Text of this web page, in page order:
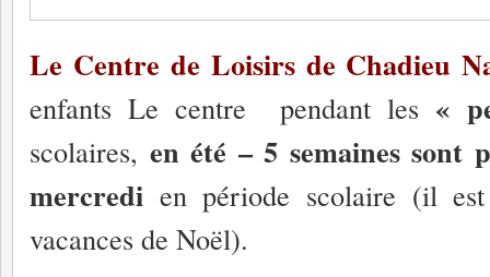
Le Centre de Loisirs de Chadieu
enfants Le centre pendant les «
scolaires, en été – 5 semaines sont
mercredi en période scolaire (il
vacances de Noël).